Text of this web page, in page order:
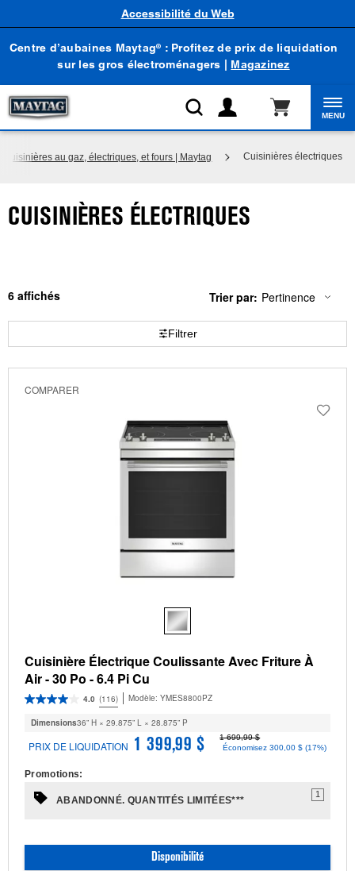
Centre d’aubaines Maytag® : Profitez de prix de liquidation
sur les gros électroménagers | Magazinez
Accessibilité du Web
MENU
Cuisinières au gaz, électriques, et fours | Maytag Cuisinières électriques
CUISINIÈRES ÉLECTRIQUES
6
Content
been
Trier par:
Changing
the
the
content
Pertinence
Filtrer
COMPARER
Cuisinière Électrique Coulissante Avec Friture À
Air - 30 Po - 6.4 Pi Cu
4.0 (116) Modèle: YMES8800PZ
Dimensions36” H × 29.875” L × 28.875” P
PRIX DE LIQUIDATION 1 399,99 $
1 699,99 $
Économisez 300,00 $ (17%)
Promotions:
ABANDONNÉ. QUANTITÉS LIMITÉES***
1
Disponibilité